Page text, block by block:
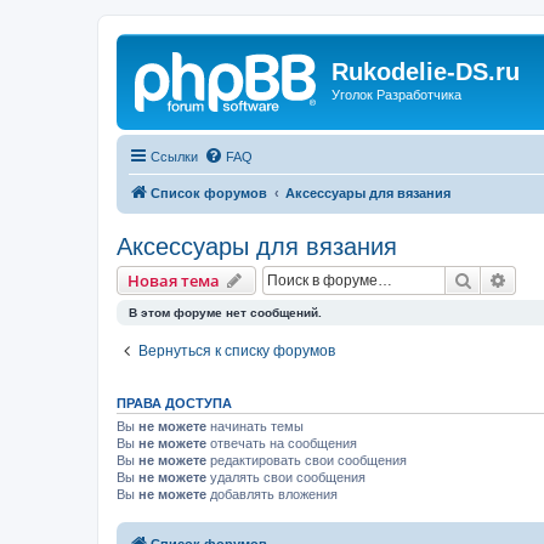
Rukodelie-DS.ru
Уголок Разработчика
Ссылки FAQ
Список форумов Аксессуары для вязания
Аксессуары для вязания
Новая тема Поиск
В этом форуме нет сообщений.
Вернуться к списку форумов
ПРАВА ДОСТУПА
Вы не можете начинать темы
Вы не можете отвечать на сообщения
Вы не можете редактировать свои сообщения
Вы не можете удалять свои сообщения
Вы не можете добавлять вложения